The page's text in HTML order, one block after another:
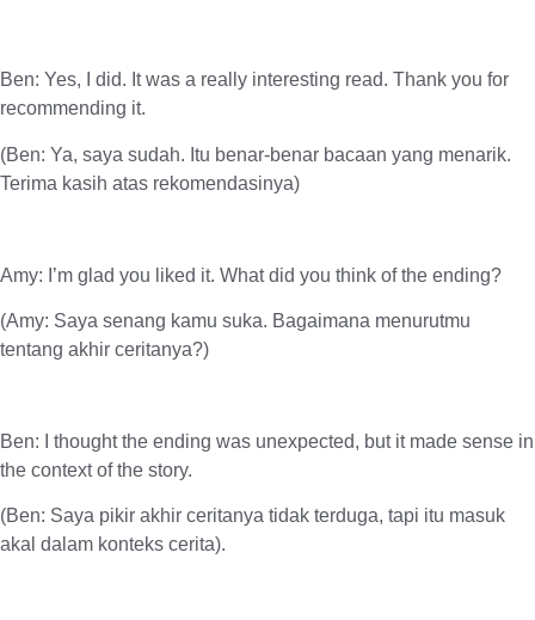
Ben: Yes, I did. It was a really interesting read. Thank you for
recommending it.
(Ben: Ya, saya sudah. Itu benar-benar bacaan yang menarik.
Terima kasih atas rekomendasinya)
Amy: I’m glad you liked it. What did you think of the ending?
(Amy: Saya senang kamu suka. Bagaimana menurutmu
tentang akhir ceritanya?)
Ben: I thought the ending was unexpected, but it made sense in
the context of the story.
(Ben: Saya pikir akhir ceritanya tidak terduga, tapi itu masuk
akal dalam konteks cerita).